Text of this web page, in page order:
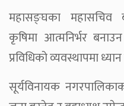
महासङ्घका महासचिव
कृषिमा आत्मनिर्भर
प्रविधिको व्यवस्थापमा
सूर्यविनायक